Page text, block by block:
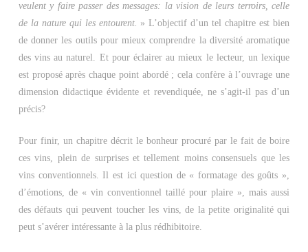
veulent y faire passer des messages: la vision de leurs terroirs, celle
de la nature qui les entourent. » L’objectif d’un tel chapitre est bien
de donner les outils pour mieux comprendre la diversité aromatique
des vins au naturel. Et pour éclairer au mieux le lecteur, un lexique
est proposé après chaque point abordé ; cela confère à l’ouvrage une
dimension didactique évidente et revendiquée, ne s’agit-il pas d’un
précis?
Pour finir, un chapitre décrit le bonheur procuré par le fait de boire
ces vins, plein de surprises et tellement moins consensuels que les
vins conventionnels. Il est ici question de « formatage des goûts »,
d’émotions, de « vin conventionnel taillé pour plaire », mais aussi
des défauts qui peuvent toucher les vins, de la petite originalité qui
peut s’avérer intéressante à la plus rédhibitoire.